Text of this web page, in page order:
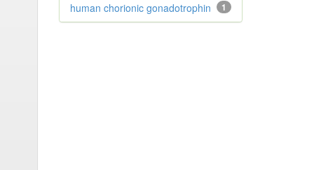
1
human chorionic gonadotrophin